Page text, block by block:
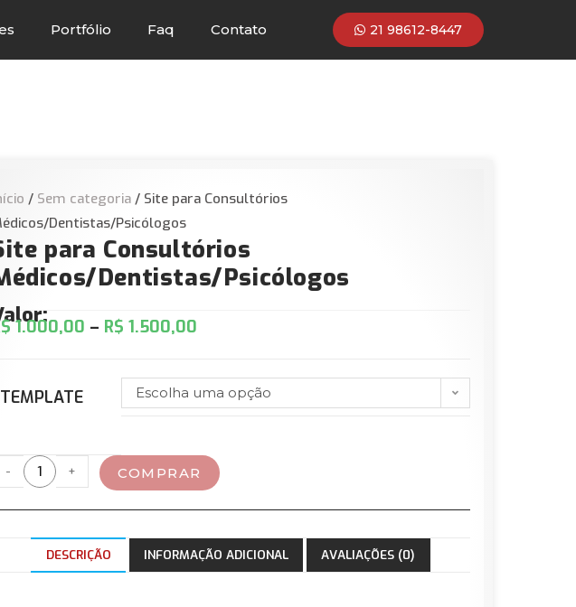
Portfólio Faq Contato 21 98612-8447
/ Sem categoria / Site para Consultórios
Dentistas/Psicólogos
para Consultórios
Dentistas/Psicólogos
1.000,00 – R$ 1.500,00
TEMPLATE Escolha uma opção
- + COMPRAR
DESCRIÇÃO INFORMAÇÃO ADICIONAL AVALIAÇÕES (0)